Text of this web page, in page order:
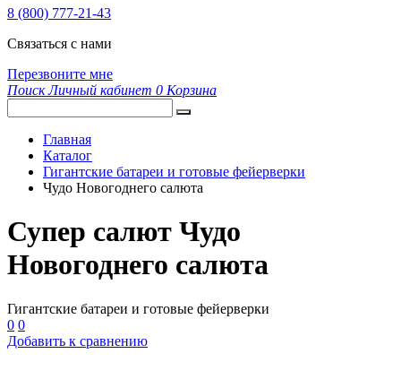
8 (800) 777-21-43
Связаться с нами
Перезвоните мне
Поиск Личный кабинет 0 Корзина
Главная
Каталог
Гигантские батареи и готовые фейерверки
Чудо Новогоднего салюта
Супер салют Чудо
Новогоднего салюта
Гигантские батареи и готовые фейерверки
0 0
Добавить к сравнению